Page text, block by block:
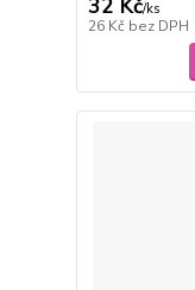
/ks
26 Kč bez DPH